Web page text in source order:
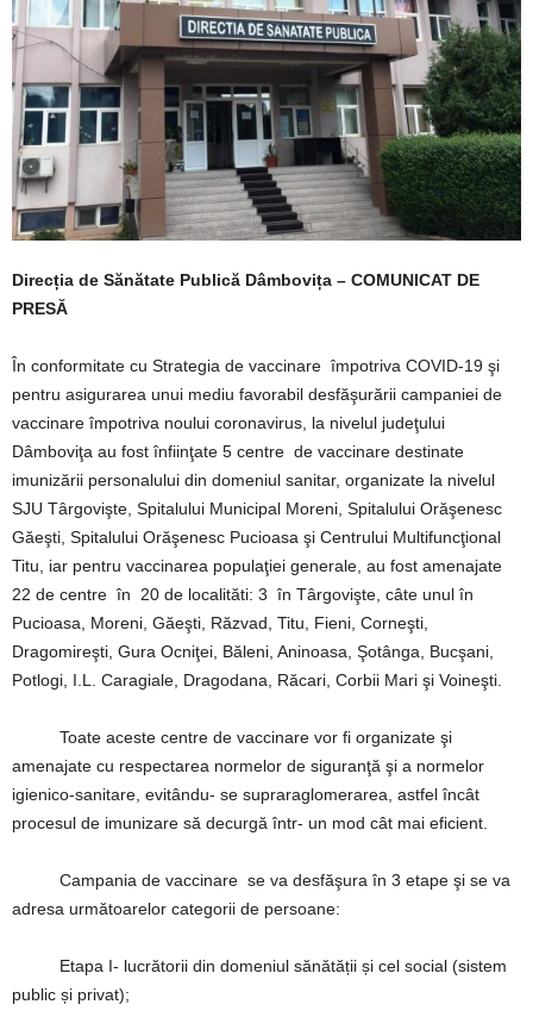
Direcția de Sănătate Publică Dâmbovița – COMUNICAT DE
PRESĂ
În conformitate cu Strategia de vaccinare împotriva COVID-19 şi
pentru asigurarea unui mediu favorabil desfăşurării campaniei de
vaccinare împotriva noului coronavirus, la nivelul judeţului
Dâmboviţa au fost înfiinţate 5 centre de vaccinare destinate
imunizării personalului din domeniul sanitar, organizate la nivelul
SJU Târgovişte, Spitalului Municipal Moreni, Spitalului Orăşenesc
Găeşti, Spitalului Orăşenesc Pucioasa şi Centrului Multifuncţional
Titu, iar pentru vaccinarea populaţiei generale, au fost amenajate
22 de centre în 20 de localităti: 3 în Târgovişte, câte unul în
Pucioasa, Moreni, Găeşti, Răzvad, Titu, Fieni, Corneşti,
Dragomireşti, Gura Ocniţei, Băleni, Aninoasa, Şotânga, Bucşani,
Potlogi, I.L. Caragiale, Dragodana, Răcari, Corbii Mari şi Voineşti.
Toate aceste centre de vaccinare vor fi organizate şi
amenajate cu respectarea normelor de siguranţă şi a normelor
igienico-sanitare, evitându- se supraraglomerarea, astfel încât
procesul de imunizare să decurgă într- un mod cât mai eficient.
Campania de vaccinare se va desfăşura în 3 etape şi se va
adresa următoarelor categorii de persoane:
Etapa I- lucrătorii din domeniul sănătății și cel social (sistem
public și privat);